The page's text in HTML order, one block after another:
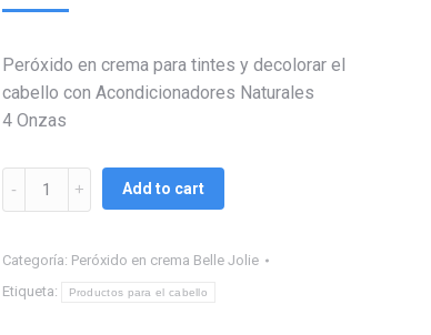
Peróxido en crema para tintes y decolorar el
cabello con Acondicionadores Naturales
4 Onzas
Peróxido
en
30
vol.
Add to cart
Categoría: Peróxido en crema Belle Jolie
Etiqueta:
Productos para el cabello